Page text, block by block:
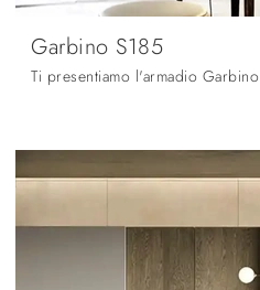
Garbino S185